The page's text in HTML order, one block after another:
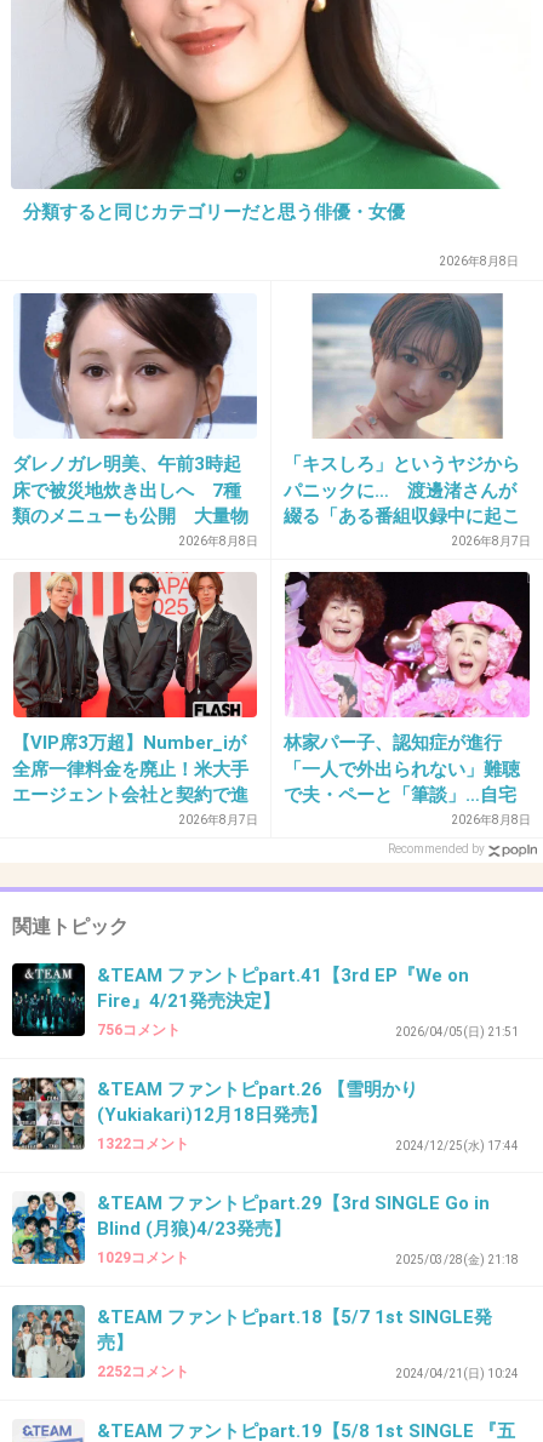
HBD? #HAPPY_JO_DAY #andTEAM #エンティーム #YUMA
https://t.co/iRSGekYAPv
+14
30. 匿名2026/07/08(水) 00:34:22
#HAPPY_JO_DAY
#andTEAM #エンティーム #TAKI
&TEAM on X
x.com
じょーくんハッピーバースデー? タコライスに有名にしような
#HAPPY_JO_DAY #andTEAM #エンティーム #TAKI
https://t.co/2XzQOtqFVP
+19 -7
31. 匿名2026/07/08(水) 00:35:35
おめでとう！
JOくんと一緒にいると落ち着くし、めっちゃ安
#andTEAM #エンティーム #HARUA
&TEAM on X
x.com
つもありがとう? #HAPPY_JO_DAY #andTEAM #エンティーム #HARUA
https://t.co/8kKDYbzDvB
ジョウお誕ジョウ日おめでとう！！
これからも一緒に頑張るジョウー！🔥
分類すると同じカテゴリーだと思う俳優・女優
2026年8月8日
ダレノガレ明美、午前3時起
床で被災地炊き出しへ 7種
類のメニューも公開 大量物
2026年8月8日
「キスしろ」というヤジから
パニックに… 渡邊渚さんが
綴る「ある番組収録中に起こ
ったフラッシュバック」2026年8月7日
【VIP席3万超】Number_iが
全席一律料金を廃止！米大手
エージェント会社と契約で進
2026年8月7日
林家パー子、認知症が進行
「一人で外出られない」難聴
で夫・ペーと「筆談」…自宅
2026年8月8日
Recommended by
関連トピック
&TEAM ファントピpart.41【3rd EP『We on
Fire』4/21発売決定】
756コメント 2026/04/05(日) 21:51
&TEAM ファントピpart.26 【雪明かり
(Yukiakari)12月18日発売】
1322コメント 2024/12/25(水) 17:44
&TEAM ファントピpart.29【3rd SINGLE Go in
Blind (月狼)4/23発売】
1029コメント 2025/03/28(金) 21:18
&TEAM ファントピpart.18【5/7 1st SINGLE発
売】
2252コメント 2024/04/21(日) 10:24
&TEAM ファントピpart.19【5/8 1st SINGLE 『五